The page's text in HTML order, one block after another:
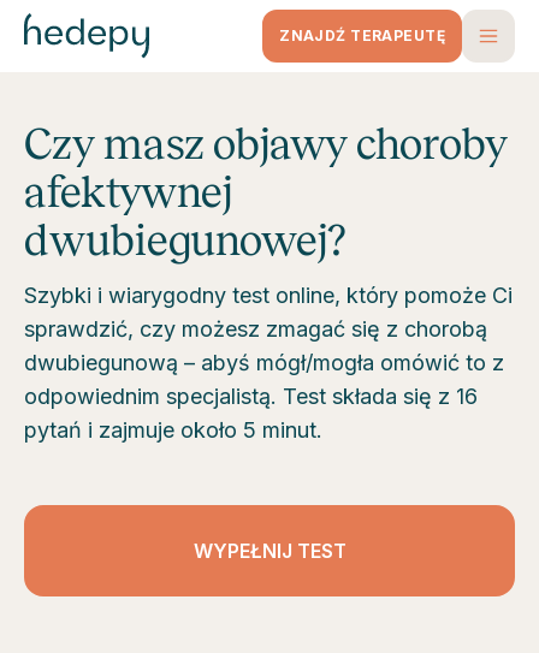
ZNAJDŹ TERAPEUTĘ
Czy masz objawy choroby
afektywnej
dwubiegunowej?
Szybki i wiarygodny test online, który pomoże Ci
sprawdzić, czy możesz zmagać się z chorobą
dwubiegunową – abyś mógł/mogła omówić to z
odpowiednim specjalistą. Test składa się z 16
pytań i zajmuje około 5 minut.
WYPEŁNIJ TEST